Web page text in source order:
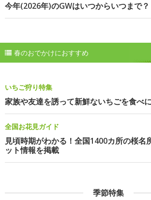
今年(2026年)のGWはいつからいつまで？
春のおでかけにおすすめ
いちご狩り特集
家族や友達を誘って新鮮ないちごを食べ
全国お花見ガイド
見頃時期がわかる！全国1400カ所の桜名
ット情報を掲載
季節特集